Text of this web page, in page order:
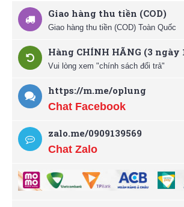
Giao hàng thu tiền (COD)
Giao hàng thu tiền (COD) Toàn Quốc
Hàng CHÍNH HÃNG (3 ngày
Vui lòng xem "chính sách đổi trả"
https://m.me/oplung
Chat Facebook
zalo.me/0909139569
Chat Zalo